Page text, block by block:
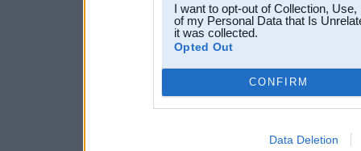
I want to opt-out of Collection,
of my Personal Data that Is
it was collected.
Opted Out
CONFIRM
Data Deletion